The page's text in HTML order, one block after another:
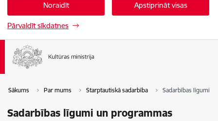
Noraidīt Apstiprināt visas
Pārvaldīt sīkdatnes
Sākums Par mums Starptautiskā sadarbība Sadarbības līgumi
Sadarbības līgumi un programmas